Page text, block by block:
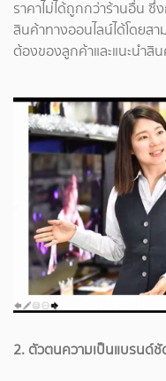
ราคาไม่ได้ถูกกว่าร้านอื่น
สินค้าทางออนไลน์ได้โดยส
ต้องของลูกค้าและแนะนำสิ
2. ตัวตนความเป็นแบรนด์ชั